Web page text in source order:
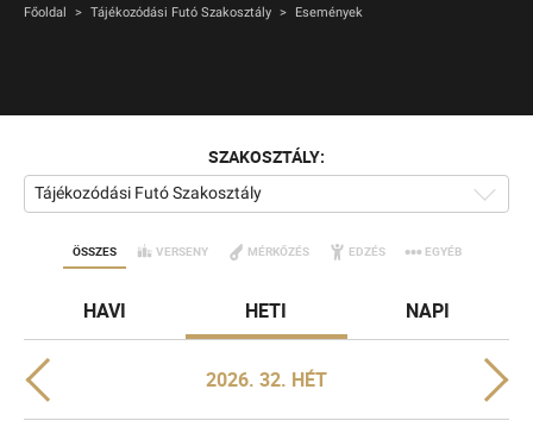
Főoldal > Tájékozódási Futó Szakosztály > Események
SZAKOSZTÁLY:
Tájékozódási Futó Szakosztály
ÖSSZES VERSENY MÉRKŐZÉS EDZÉS EGYÉB
HAVI HETI NAPI
2026. 32. HÉT